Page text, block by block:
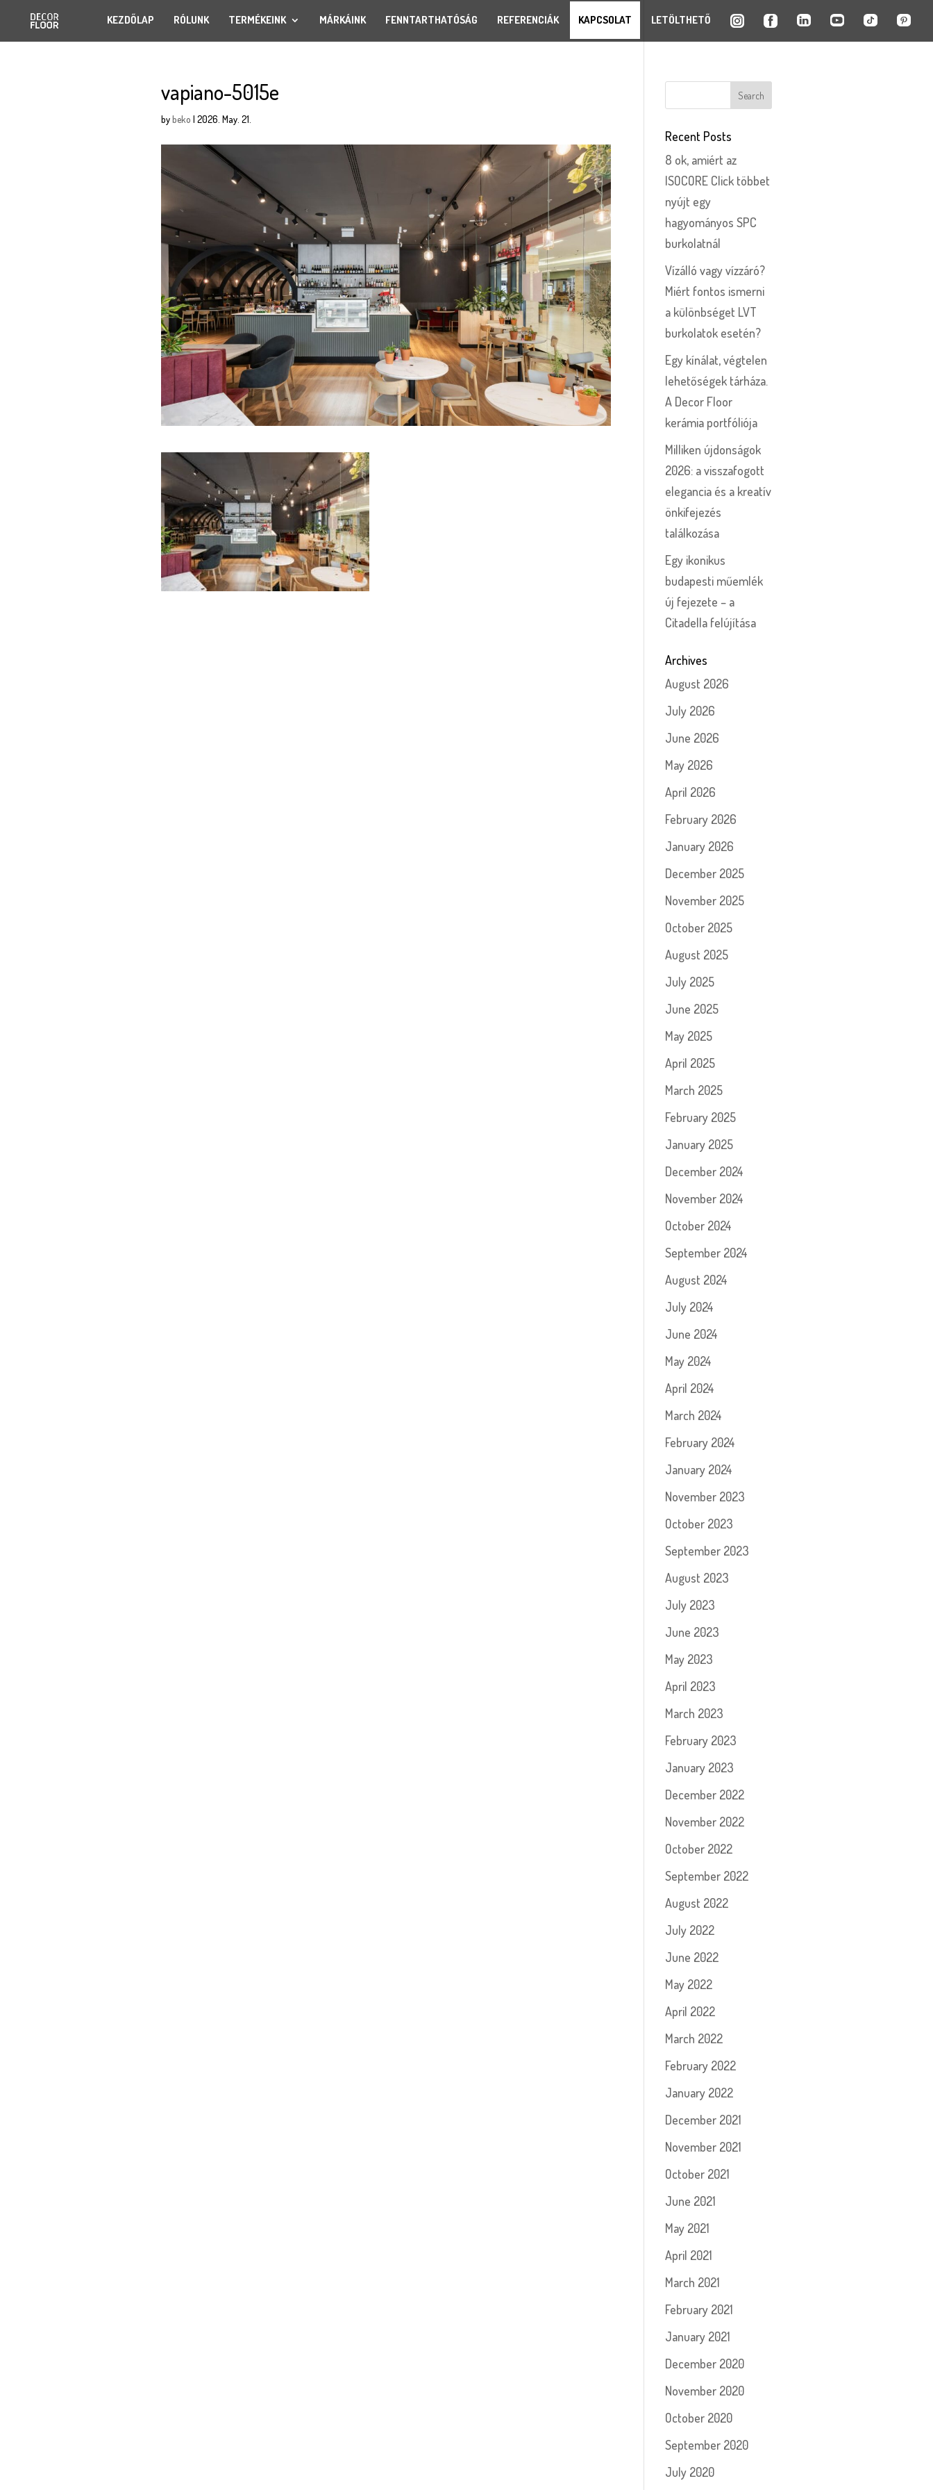
KEZDŐLAP RÓLUNK TERMÉKEINK MÁRKÁINK FENNTARTHATÓSÁG REFERENCIÁK KAPCSOLAT LETÖLTHETŐ
vapiano-5015e
bybeko | 2026. May. 21.
Recent Posts
8 ok, amiért az
ISOCORE Click többet
nyújt egy
hagyományos SPC
burkolatnál
Vízálló vagy vízzáró?
Miért fontos ismerni
a különbséget LVT
burkolatok esetén?
Egy kínálat, végtelen
lehetőségek tárháza.
A Decor Floor
kerámia portfóliója
Milliken újdonságok
2026: a visszafogott
elegancia és a kreatív
önkifejezés
találkozása
Egy ikonikus
budapesti műemlék
új fejezete – a
Citadella felújítása
Archives
August 2026
July 2026
June 2026
May 2026
April 2026
February 2026
January 2026
December 2025
November 2025
October 2025
August 2025
July 2025
June 2025
May 2025
April 2025
March 2025
February 2025
January 2025
December 2024
November 2024
October 2024
September 2024
August 2024
July 2024
June 2024
May 2024
April 2024
March 2024
February 2024
January 2024
November 2023
October 2023
September 2023
August 2023
July 2023
June 2023
May 2023
April 2023
March 2023
February 2023
January 2023
December 2022
November 2022
October 2022
September 2022
August 2022
July 2022
June 2022
May 2022
April 2022
March 2022
February 2022
January 2022
December 2021
November 2021
October 2021
June 2021
May 2021
April 2021
March 2021
February 2021
January 2021
December 2020
November 2020
October 2020
September 2020
July 2020